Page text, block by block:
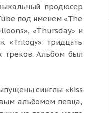
продюсер
под именем «The
«Thursday» и
«Trilogy»: тридцать
треков. Альбом был
синглы «Kiss
альбомом певца,